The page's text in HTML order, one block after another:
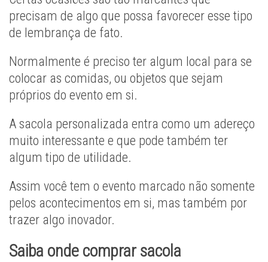
precisam de algo que possa favorecer esse tipo
de lembrança de fato.
Normalmente é preciso ter algum local para se
colocar as comidas, ou objetos que sejam
próprios do evento em si.
A sacola personalizada entra como um adereço
muito interessante e que pode também ter
algum tipo de utilidade.
Assim você tem o evento marcado não somente
pelos acontecimentos em si, mas também por
trazer algo inovador.
Saiba onde comprar sacola